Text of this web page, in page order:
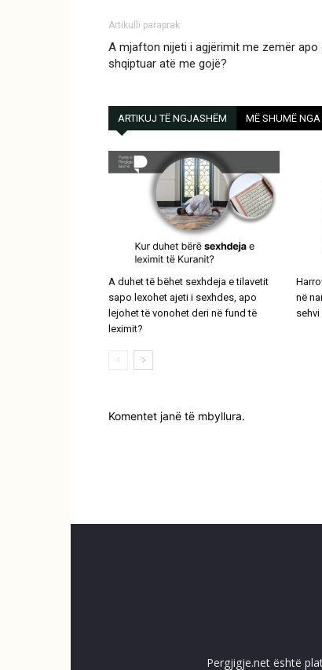
Artikulli paraprak
A mjafton nijeti i agjërimit me zemër apo
shqiptuar atë me gojë?
ARTIKUJ TË NGJASHËM MË SHUMË NGA
A duhet të bëhet sexhdeja e tilavetit
sapo lexohet ajeti i sexhdes, apo
lejohet të vonohet deri në fund të
leximit?
në
sehvi
Komentet janë të mbyllura.
Pergjigje.net është